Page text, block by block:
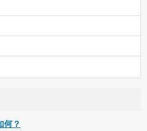
何？